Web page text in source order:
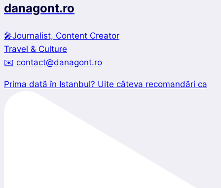
danagont.ro
🎤Journalist, Content Creator
Travel & Culture
✉️ contact@danagont.ro
Prima dată în Istanbul? Uite câteva recomandări ca